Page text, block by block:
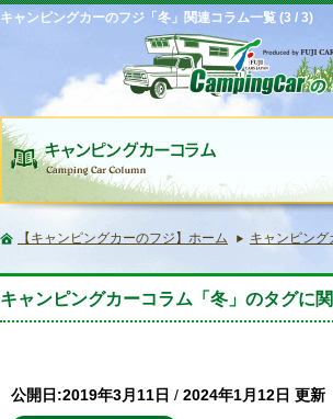
キャンピングカーのフジ「冬」関連コラム一覧 (3 / 3)
【キャンピングカーのフジ】ホーム キャンピング
キャンピングカーコラム「冬」のタグに
公開日:2019年3月11日 / 2024年1月12日 更新